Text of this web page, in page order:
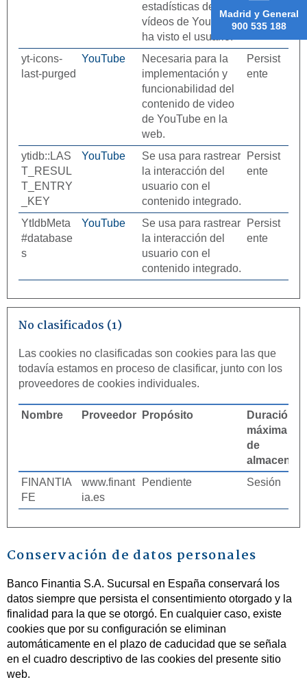
estadísticas de qué
vídeos de YouTube
ha visto el usuario.
yt-icons-
last-purged
YouTube
Necesaria para la
implementación y
funcionabilidad del
contenido de video
de YouTube en la
web.
Persist
ente
ytidb::LAS
T_RESUL
T_ENTRY
_KEY
YouTube
Se usa para rastrear
la interacción del
usuario con el
contenido integrado.
Persist
ente
YtIdbMeta
#database
s
YouTube
Se usa para rastrear
la interacción del
usuario con el
contenido integrado.
Persist
ente
No clasificados (1)
Las cookies no clasificadas son cookies para las que
todavía estamos en proceso de clasificar, junto con los
proveedores de cookies individuales.
Nombre Proveedor Propósito
Duración
máxima
de
FINANTIA
FE
www.finant
ia.es
Pendiente Sesión
Conservación de datos personales
Banco Finantia S.A. Sucursal en España conservará los
datos siempre que persista el consentimiento otorgado y la
finalidad para la que se otorgó. En cualquier caso, existe
cookies que por su configuración se eliminan
automáticamente en el plazo de caducidad que se señala
en el cuadro descriptivo de las cookies del presente sitio
web.
Madrid y General
900 535 188